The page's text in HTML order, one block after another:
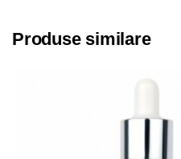
Produse similare